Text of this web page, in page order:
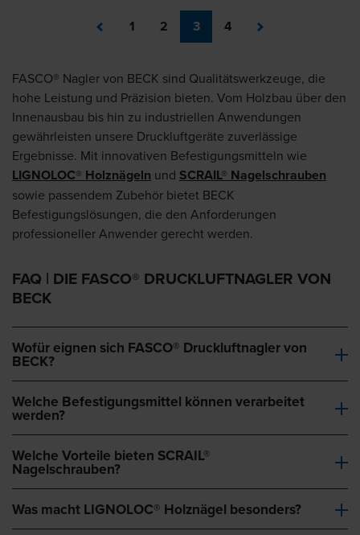
1 2 3 4
FASCO® Nagler von BECK sind Qualitätswerkzeuge, die
hohe Leistung und Präzision bieten. Vom Holzbau über den
Innenausbau bis hin zu industriellen Anwendungen
gewährleisten unsere Druckluftgeräte zuverlässige
Ergebnisse. Mit innovativen Befestigungsmitteln wie
LIGNOLOC® Holznägeln und SCRAIL® Nagelschrauben
sowie passendem Zubehör bietet BECK
Befestigungslösungen, die den Anforderungen
professioneller Anwender gerecht werden.
FAQ | DIE FASCO® DRUCKLUFTNAGLER VON
BECK
Wofür eignen sich FASCO® Druckluftnagler von
BECK?
Welche Befestigungsmittel können verarbeitet
werden?
Welche Vorteile bieten SCRAIL®
Nagelschrauben?
Was macht LIGNOLOC® Holznägel besonders?